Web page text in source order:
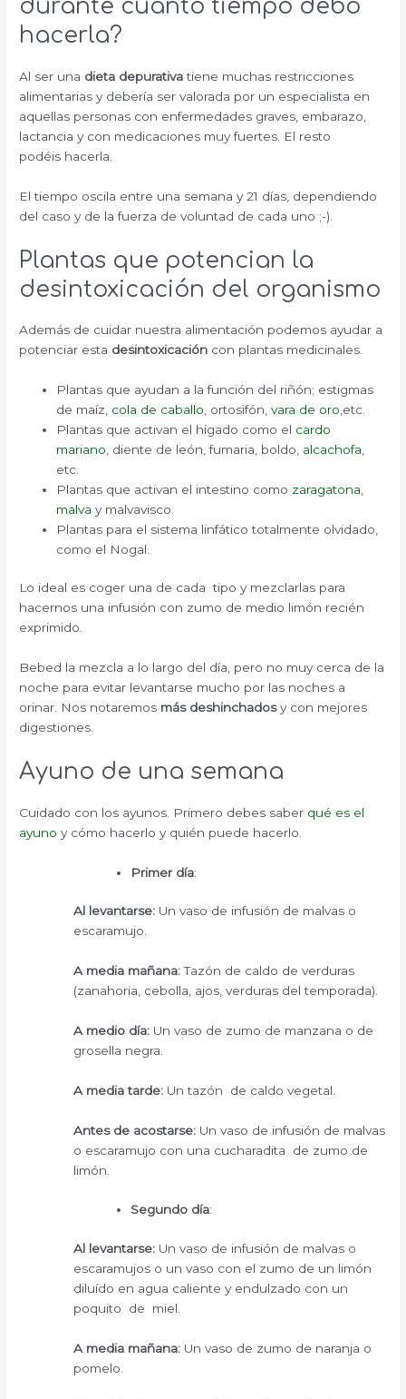
durante cuanto tiempo debo
hacerla?
Al ser una dieta depurativatiene muchas restricciones
alimentarias y debería ser valorada por un especialista en
aquellas personas con enfermedades graves, embarazo,
lactancia y con medicaciones muy fuertes. El resto
podéis hacerla.
El tiempo oscila entre una semana y 21 días, dependiendo
del caso y de la fuerza de voluntad de cada uno ;-).
Plantas que potencian la
desintoxicación del organismo
Además de cuidar nuestra alimentación podemos ayudar a
potenciar esta desintoxicación con plantas medicinales.
Plantas que ayudan a la función del riñón; estigmas
de maíz, cola de caballo , ortosifón,vara de oro ,etc.
Plantas que activan el hígado como el cardo
mariano , diente de león, fumaria, boldo, alcachofa
etc.
Plantas que activan el intestino como zaragatona
malva y malvavisco.
Plantas para el sistema linfático totalmente olvidado,
como el Nogal.
Lo ideal es coger una de cada tipo y mezclarlas para
hacernos una infusión con zumo de medio limón recién
exprimido.
Bebed la mezcla a lo largo del día, pero no muy cerca de la
noche para evitar levantarse mucho por las noches a
orinar. Nos notaremos más deshinchadosy con mejores
digestiones.
Ayuno de una semana
Cuidado con los ayunos. Primero debes saber qué es el
ayuno y cómo hacerlo y quién puede hacerlo.
Primer día:
Al levantarse: Un vaso de infusión de malvas o
escaramujo.
A media mañana:Tazón de caldo de verduras
(zanahoria, cebolla, ajos, verduras del temporada).
A medio día: Un vaso de zumo de manzana o de
grosella negra.
A media tarde: Un tazón de caldo vegetal.
Antes de acostarse: Un vaso de infusión de malvas
o escaramujo con una cucharadita de zumo de
limón.
Segundo día:
Al levantarse: Un vaso de infusión de malvas o
escaramujos o un vaso con el zumo de un limón
diluído en agua caliente y endulzado con un
poquito de miel.
A media mañana: Un vaso de zumo de naranja o
pomelo.